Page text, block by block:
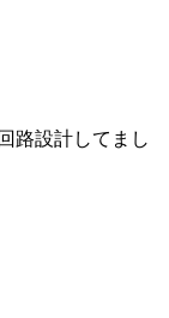
路設計してまし